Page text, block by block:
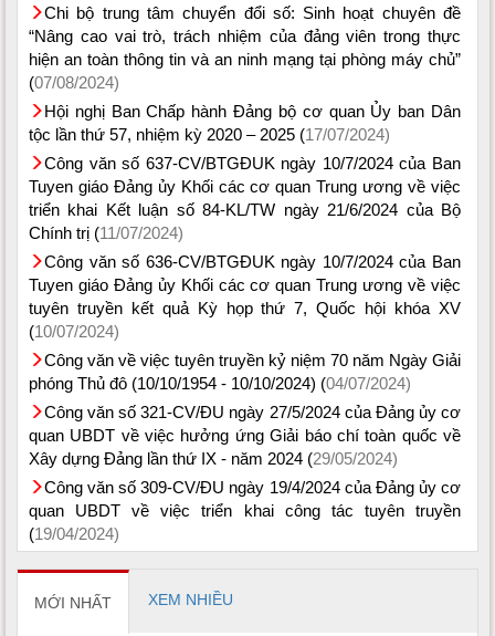
Chi bộ trung tâm chuyển đổi số: Sinh hoạt chuyên đề
“Nâng cao vai trò, trách nhiệm của đảng viên trong thực
hiện an toàn thông tin và an ninh mạng tại phòng máy chủ”
(07/08/2024)
Hội nghị Ban Chấp hành Đảng bộ cơ quan Ủy ban Dân
tộc lần thứ 57, nhiệm kỳ 2020 – 2025 (17/07/2024)
Công văn số 637-CV/BTGĐUK ngày 10/7/2024 của Ban
Tuyen giáo Đảng ủy Khối các cơ quan Trung ương về việc
triển khai Kết luận số 84-KL/TW ngày 21/6/2024 của Bộ
Chính trị (11/07/2024)
Công văn số 636-CV/BTGĐUK ngày 10/7/2024 của Ban
Tuyen giáo Đảng ủy Khối các cơ quan Trung ương về việc
tuyên truyền kết quả Kỳ họp thứ 7, Quốc hội khóa XV
(10/07/2024)
Công văn về việc tuyên truyền kỷ niệm 70 năm Ngày Giải
phóng Thủ đô (10/10/1954 - 10/10/2024) (04/07/2024)
Công văn số 321-CV/ĐU ngày 27/5/2024 của Đảng ủy cơ
quan UBDT về việc hưởng ứng Giải báo chí toàn quốc về
Xây dựng Đảng lần thứ IX - năm 2024 (29/05/2024)
Công văn số 309-CV/ĐU ngày 19/4/2024 của Đảng ủy cơ
quan UBDT về việc triển khai công tác tuyên truyền
(19/04/2024)
MỚI NHẤT XEM NHIỀU